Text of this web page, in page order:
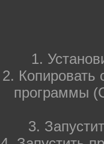
1.
2. Копировать
программы
3.